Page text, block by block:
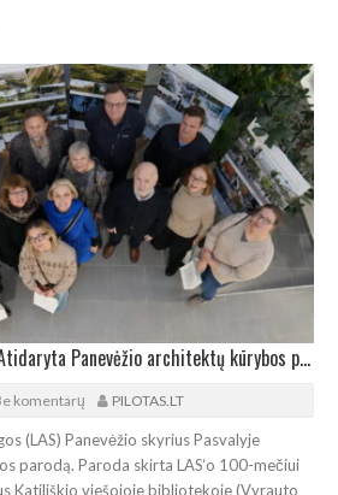
PRISISTATO PASVALIUI: Atidaryta Panevėžio architektų kūrybos paroda
komentarų PILOTAS.LT
(LAS) Panevėžio skyrius Pasvalyje
parodą. Paroda skirta LAS‘o 100-mečiui
Katiliškio viešojoje bibliotekoje (Vyrauto